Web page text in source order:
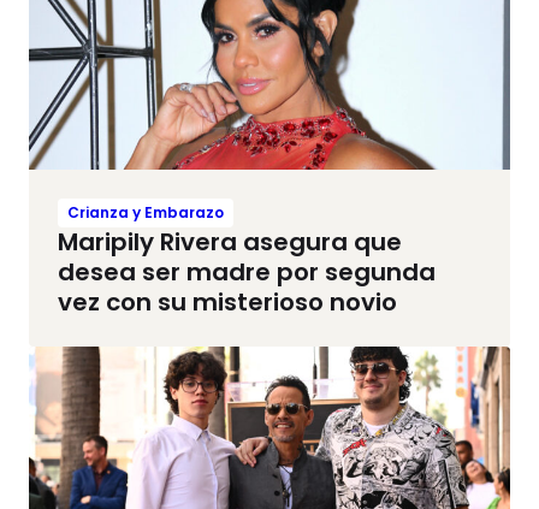
Crianza y Embarazo
Maripily Rivera asegura que
desea ser madre por segunda
vez con su misterioso novio